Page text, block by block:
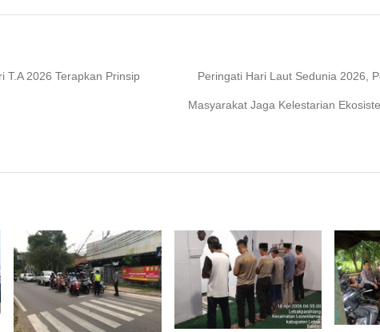
T.A 2026 Terapkan Prinsip
Next
post:
Peringati Hari Laut Sedunia 2026,
Masyarakat Jaga Kelestarian